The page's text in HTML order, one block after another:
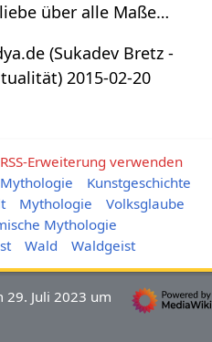
über alle Maße…
(Sukadev Bretz -
2015-02-20
Erweiterung verwenden
Kunstgeschichte
Mythologie
Volksglaube
Mythologie
Wald Waldgeist
29. Juli 2023 um